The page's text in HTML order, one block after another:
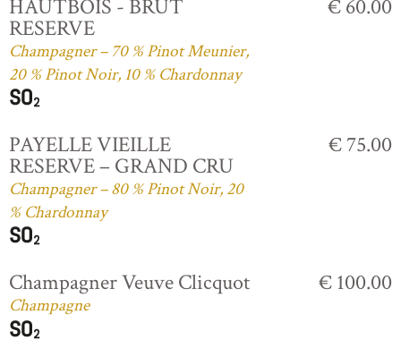
HAUTBOIS - BRUT
RESERVE
Champagner – 70 % Pinot Meunier,
20 % Pinot Noir, 10 % Chardonnay
€ 60.00
PAYELLE VIEILLE
RESERVE – GRAND CRU
Champagner – 80 % Pinot Noir, 20
% Chardonnay
€ 75.00
Champagner Veuve Clicquot
Champagne
€ 100.00